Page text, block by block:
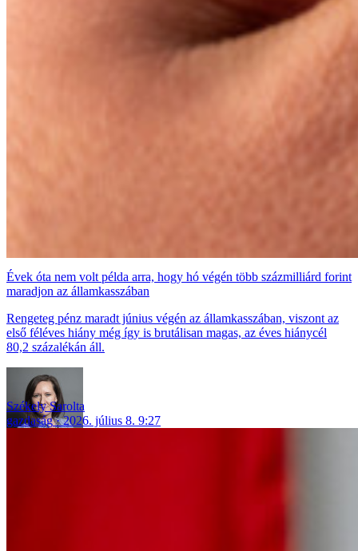
Évek óta nem volt példa arra, hogy hó végén több százmilliárd forint
maradjon az államkasszában
Rengeteg pénz maradt június végén az államkasszában, viszont az
első féléves hiány még így is brutálisan magas, az éves hiánycél
80,2 százalékán áll.
Székely Sarolta
gazdaság
2026. július 8. 9:27